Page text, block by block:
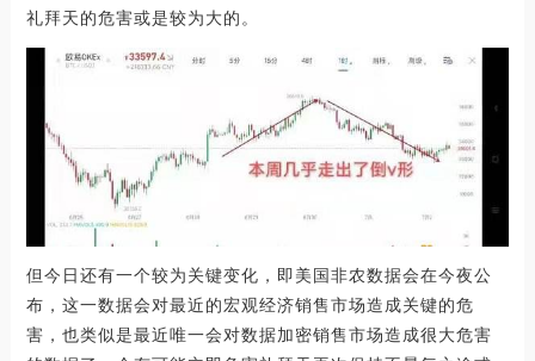
礼拜天的危害或是较为大的。
但今日还有一个较为关键变化，即美国非农数据会在今夜公
布，这一数据会对最近的宏观经济销售市场造成关键的危
害，也类似是最近唯一会对数据加密销售市场造成很大危害